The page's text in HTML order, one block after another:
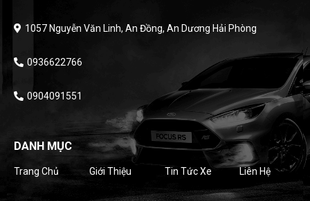
1057 Nguyễn Văn Linh, An Đồng, An Dương Hải Phòng
0936622766
0904091551
DANH MỤC
Trang Chủ Giới Thiệu Tin Tức Xe Liên Hệ